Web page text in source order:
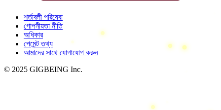
শর্তাবলী পরিষেবা
গোপনীয়তা নীতি
অধিকার
পেমেন্ট তথ্য
আমাদের সাথে যোগাযোগ করুন
© 2025 GIGBEING Inc.